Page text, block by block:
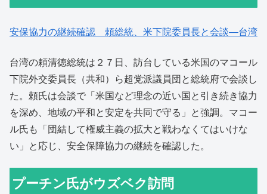
安保協力の継続確認 頼総統、米下院委員長と会談―台湾
台湾の頼清徳総統は２７日、訪台している米国のマコール
下院外交委員長（共和）ら超党派議員団と総統府で会談し
た。頼氏は会談で「米国など理念の近い国と引き続き協力
を深め、地域の平和と安定を共同で守る」と強調。マコー
ル氏も「団結して権威主義の拡大と戦わなくてはいけな
い」と応じ、安全保障協力の継続を確認した。
プーチン氏がウズベク訪問